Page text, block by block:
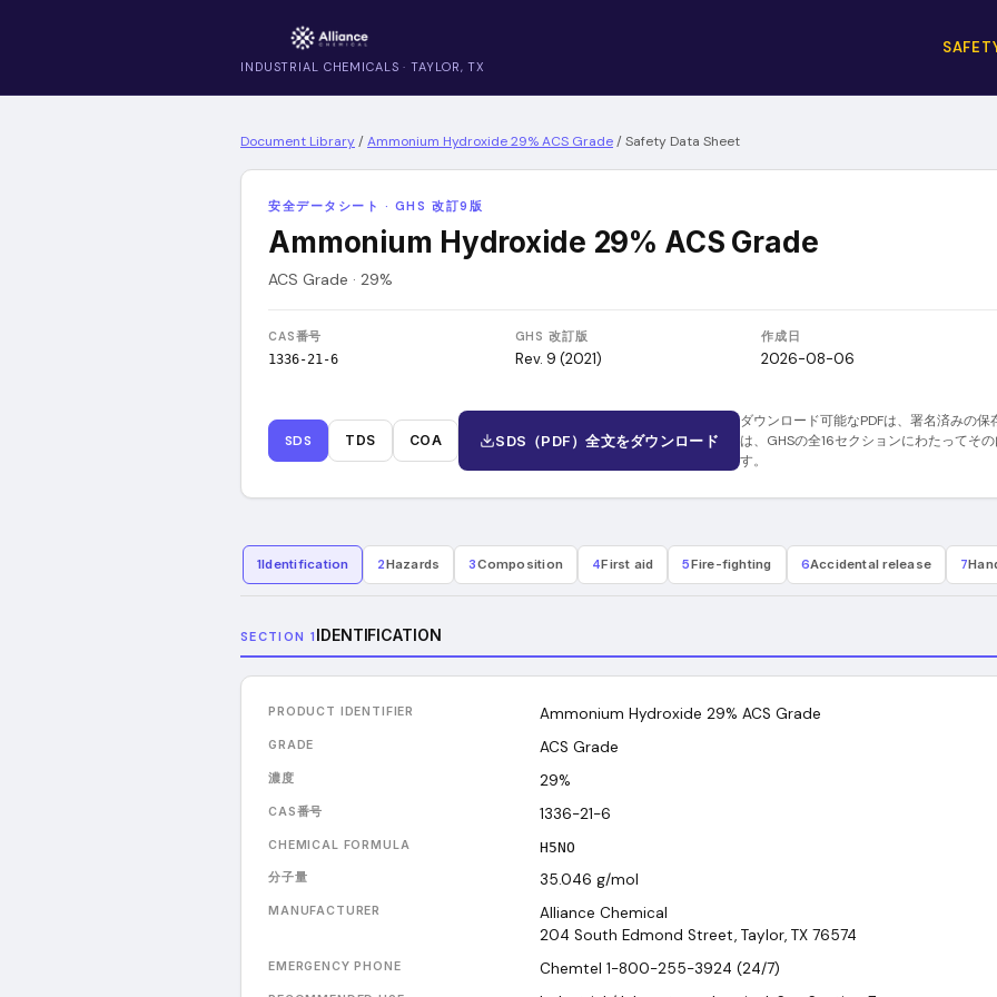
INDUSTRIAL CHEMICALS · TAYLOR, TX
Document Library/Ammonium Hydroxide 29% ACS Grade/Safety Data Sheet
安全データシート · GHS 改訂9版
Ammonium Hydroxide 29% ACS Grade
ACS Grade · 29%
CAS番号
1336-21-6
GHS 改訂版
Rev. 9 (2021)
作成日
2026-08-06
SDS TDS COA SDS（PDF）全文をダウンロード
ダウンロード可能なPDFは、署名済みの保
は、GHSの全16セクションにわたってそ
す。
1Identification 2Hazards 3Composition 4First aid 5Fire-fighting 6Accidental release 7
SECTION 1 IDENTIFICATION
PRODUCT IDENTIFIER Ammonium Hydroxide 29% ACS Grade
GRADE ACS Grade
濃度 29%
CAS番号 1336-21-6
CHEMICAL FORMULA H5NO
分子量 35.046 g/mol
MANUFACTURER
Alliance Chemical
204 South Edmond Street, Taylor, TX 76574
EMERGENCY PHONE Chemtel 1-800-255-3924 (24/7)